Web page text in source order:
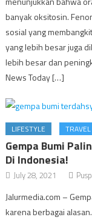
banyak oksitosin.
sosial yang
yang lebih besar juga
lebih besar dan
News Today […]
LIFESTYLE TRAVEL
Gempa Bumi
Di Indonesia!
July 28, 2021
Jalurmedia.com –
karena berbagai